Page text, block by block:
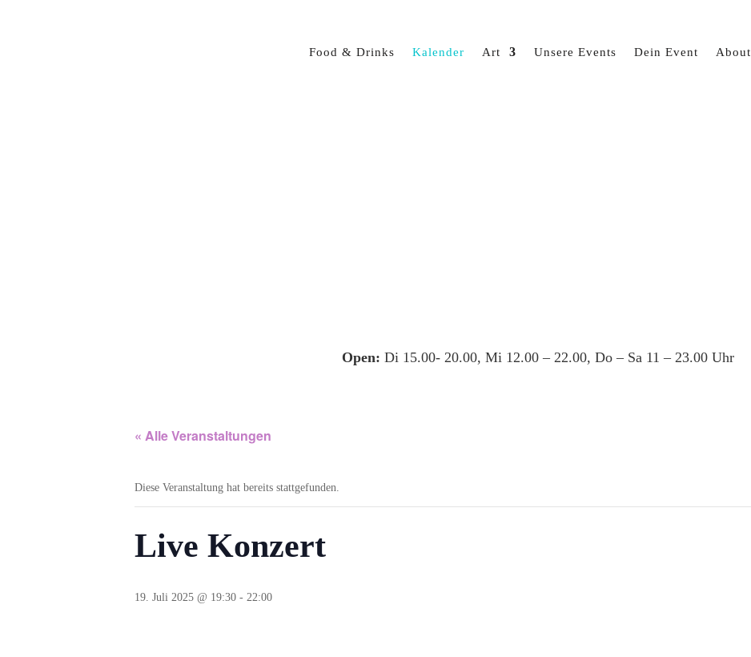
Food & Drinks Kalender Art Unsere Events Dein Event About
Open: Di 15.00- 20.00, Mi 12.00 – 22.00, Do – Sa 11 – 23.00 Uhr
« Alle Veranstaltungen
Diese Veranstaltung hat bereits stattgefunden.
Live Konzert
19. Juli 2025 @ 19:30 - 22:00